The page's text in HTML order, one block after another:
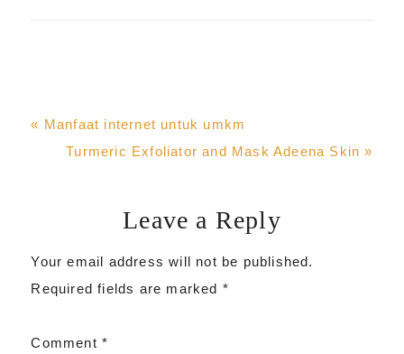
Previous
Post:
« Manfaat internet untuk umkm
Next
Turmeric Exfoliator and Mask Adeena Skin »
Reader
Interactions
Leave a Reply
Your email address will not be published.
Required fields are marked *
Comment *